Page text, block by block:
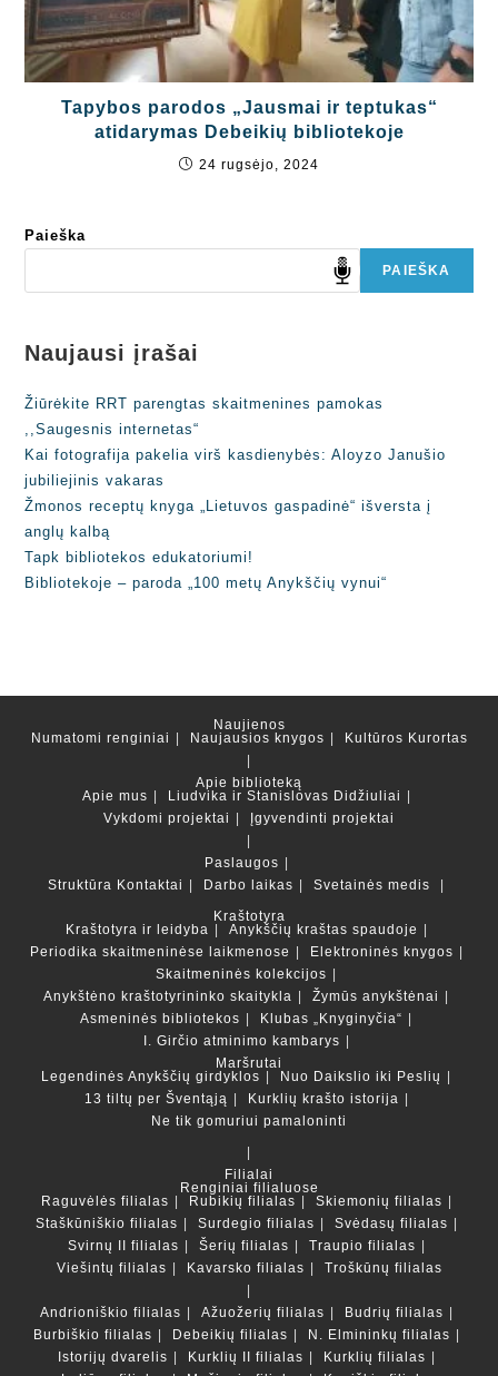
Tapybos parodos „Jausmai ir teptukas“
atidarymas Debeikių bibliotekoje
24 rugsėjo, 2024
Paieška
PAIEŠKA
Naujausi įrašai
Žiūrėkite RRT parengtas skaitmenines pamokas
,,Saugesnis internetas“
Kai fotografija pakelia virš kasdienybės: Aloyzo Janušio
jubiliejinis vakaras
Žmonos receptų knyga „Lietuvos gaspadinė“ išversta į
anglų kalbą
Tapk bibliotekos edukatoriumi!
Bibliotekoje – paroda „100 metų Anykščių vynui“
Naujienos
Numatomi renginiai
Naujausios knygos Kultūros Kurortas
Apie biblioteką
Apie mus
Liudvika ir Stanislovas Didžiuliai
Vykdomi projektai
Įgyvendinti projektai
Paslaugos
Struktūra Kontaktai Darbo laikas
Svetainės medis
Kraštotyra
Kraštotyra ir leidyba
Anykščių kraštas spaudoje
Periodika skaitmeninėse laikmenose
Elektroninės knygos
Skaitmeninės kolekcijos
Anykštėno kraštotyrininko skaitykla
Žymūs anykštėnai
Asmeninės bibliotekos
Klubas „Knyginyčia“
I. Girčio atminimo kambarys
Maršrutai
Legendinės Anykščių girdyklos
Nuo Daikslio iki Peslių
13 tiltų per Šventąją
Kurklių krašto istorija
Ne tik gomuriui pamaloninti
Filialai
Renginiai filialuose
Raguvėlės filialas
Rubikių filialas
Skiemonių filialas
Staškūniškio filialas
Surdegio filialas
Svėdasų filialas
Svirnų II filialas
Šerių filialas
Traupio filialas
Viešintų filialas
Kavarsko filialas Troškūnų filialas
Andrioniškio filialas Ažuožerių filialas
Budrių filialas
Burbiškio filialas
Debeikių filialas
N. Elmininkų filialas
Istorijų dvarelis
Kurklių II filialas
Kurklių filialas